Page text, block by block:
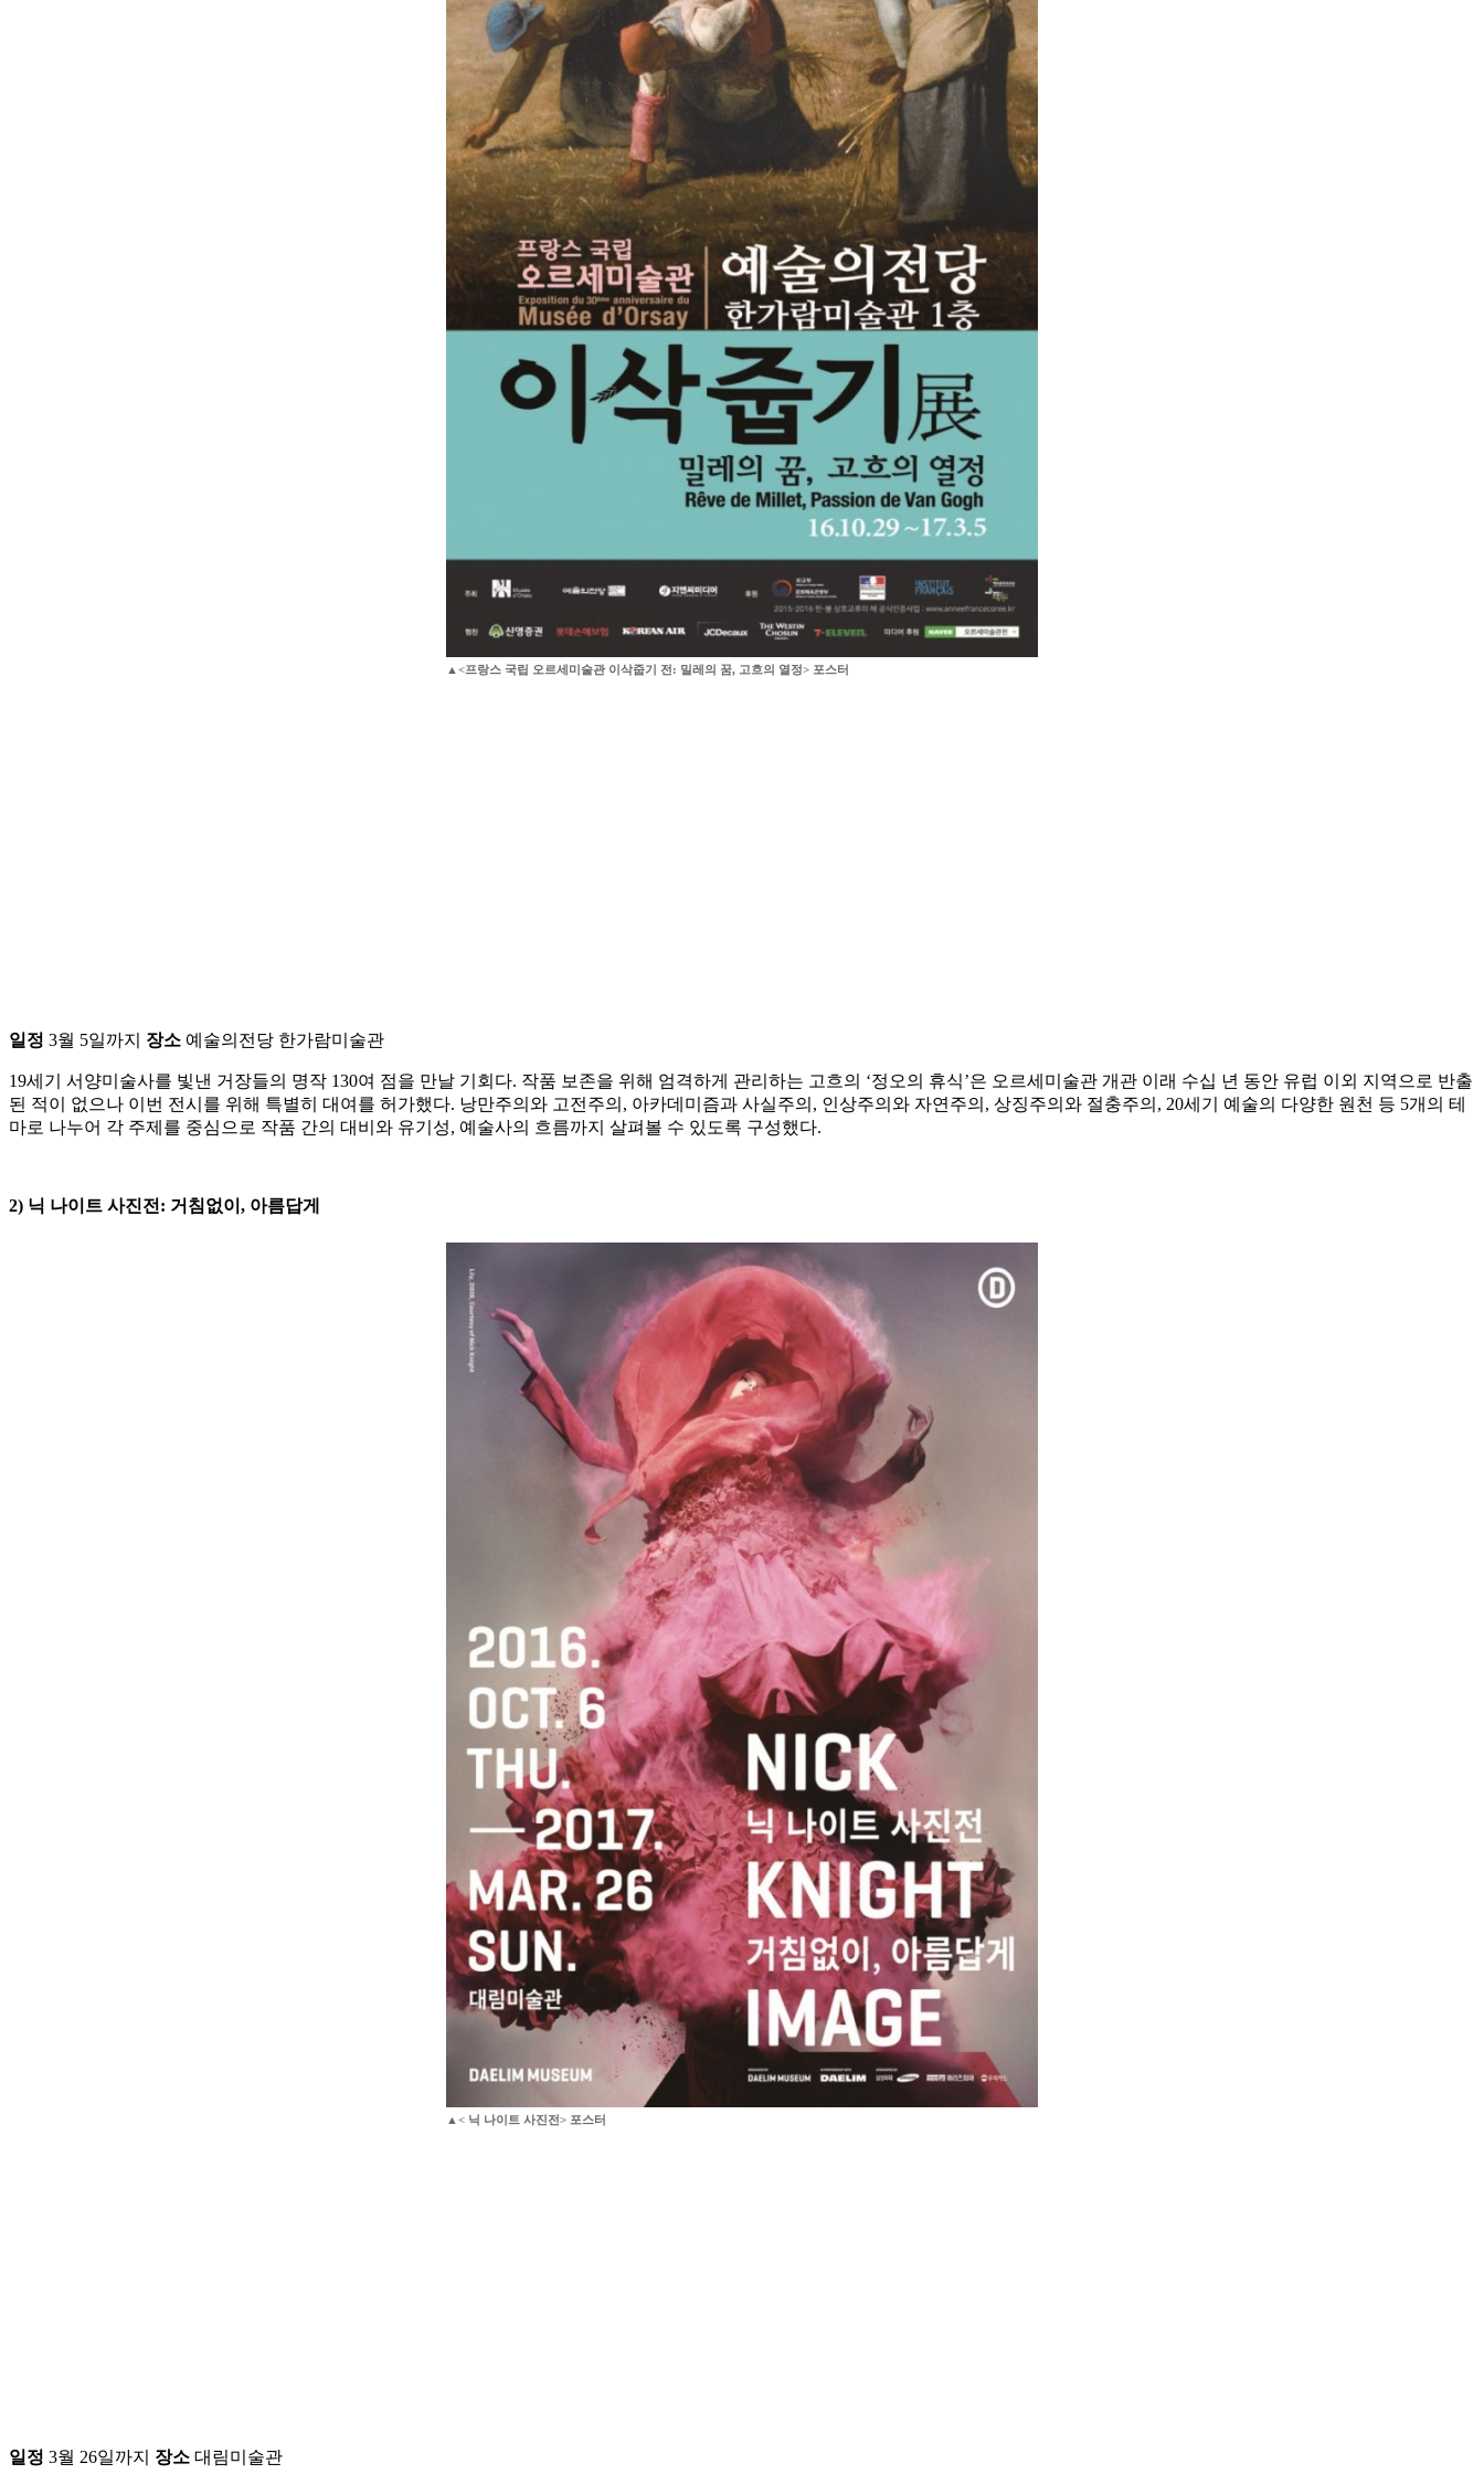
▲<프랑스 국립 오르세미술관 이삭줍기 전: 밀레의 꿈, 고흐의 열정> 포스터
일정 3월 5일까지 장소 예술의전당 한가람미술관
19세기 서양미술사를 빛낸 거장들의 명작 130여 점을 만날 기회다. 작품 보존을 위해 엄격하게 관리하는 고흐의 ‘정오의 휴식’은 오르세미술관 개관 이래 수십 년 동안 유럽 이외 지역으로 반출
된 적이 없으나 이번 전시를 위해 특별히 대여를 허가했다. 낭만주의와 고전주의, 아카데미즘과 사실주의, 인상주의와 자연주의, 상징주의와 절충주의, 20세기 예술의 다양한 원천 등 5개의 테
마로 나누어 각 주제를 중심으로 작품 간의 대비와 유기성, 예술사의 흐름까지 살펴볼 수 있도록 구성했다.
2) 닉 나이트 사진전: 거침없이, 아름답게
▲< 닉 나이트 사진전> 포스터
일정 3월 26일까지 장소 대림미술관